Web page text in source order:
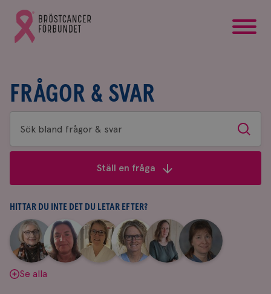
Gå
till
Bröstcancerförbundets
FRÅGOR & SVAR
Sök
bland
&
svar
Sök
Ställ en fråga
HITTAR DU INTE DET DU LETAR EFTER?
Aina
Johnsson
|
Anne
Andersson
Fredrika
Killander
|
Jeanette
Bäcklund
|
Maria
Edegran
|
Yvette
Andersson
Se alla